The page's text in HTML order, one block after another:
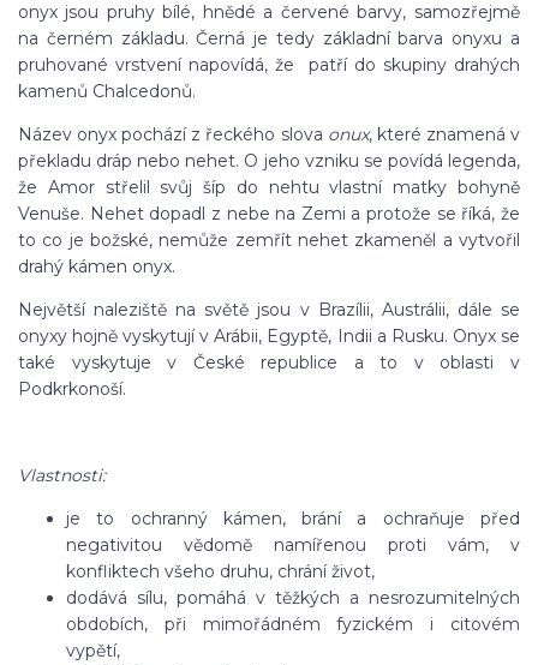
onyx jsou pruhy bílé, hnědé a červené barvy, samozřejmě
na černém základu. Černá je tedy základní barva onyxu a
pruhované vrstvení napovídá, že patří do skupiny drahých
kamenů Chalcedonů.
Název onyx pochází z řeckého slova onux, které znamená v
překladu dráp nebo nehet. O jeho vzniku se povídá legenda,
že Amor střelil svůj šíp do nehtu vlastní matky bohyně
Venuše. Nehet dopadl z nebe na Zemi a protože se říká, že
to co je božské, nemůže zemřít nehet zkameněl a vytvořil
drahý kámen onyx.
Největší naleziště na světě jsou v Brazílii, Austrálii, dále se
onyxy hojně vyskytují v Arábii, Egyptě, Indii a Rusku. Onyx se
také vyskytuje v České republice a to v oblasti v
Podkrkonoší.
Vlastnosti:
je to ochranný kámen, brání a ochraňuje před
negativitou vědomě namířenou proti vám, v
konfliktech všeho druhu, chrání život,
dodává sílu, pomáhá v těžkých a nesrozumitelných
obdobích, při mimořádném fyzickém i citovém
vypětí,